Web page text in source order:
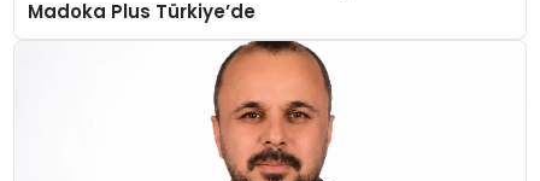
Madoka Plus Türkiye’de